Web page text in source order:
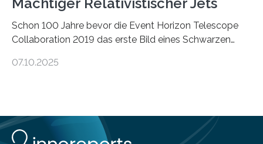
Schon 100 Jahre bevor die Event Horizon Telescope
Collaboration 2019 das erste Bild eines Schwarzen
hatte der Astronom Heber Curtis einen seltsamen
werden auch von anderen Schwarzen Löchern
ausgeschickt. Theoretische Astrophysiker der Goethe-
07.10.2025